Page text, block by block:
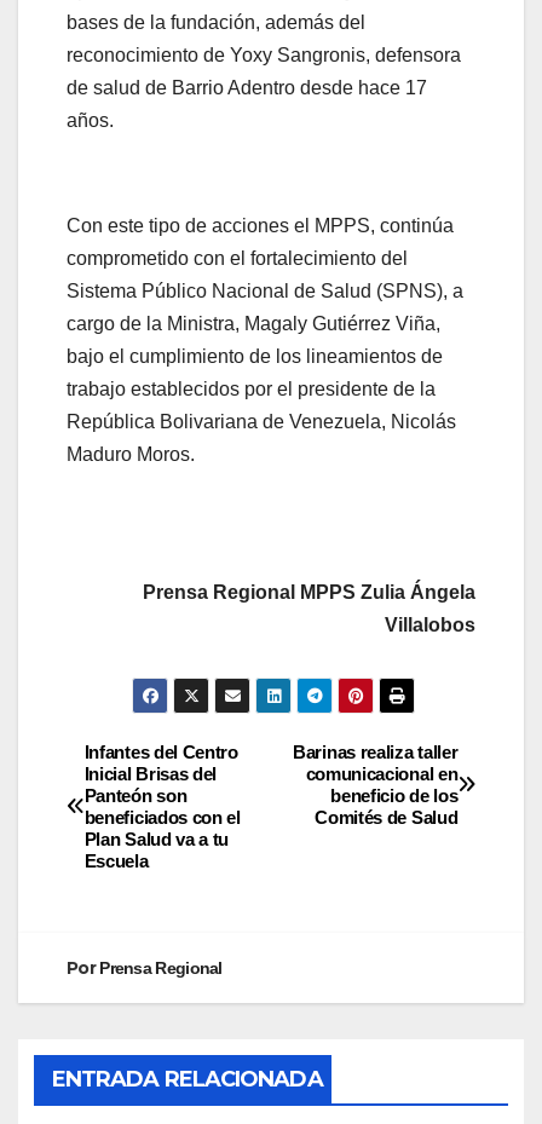
bases de la fundación, además del
reconocimiento de Yoxy Sangronis, defensora
de salud de Barrio Adentro desde hace 17
años.
Con este tipo de acciones el MPPS, continúa
comprometido con el fortalecimiento del
Sistema Público Nacional de Salud (SPNS), a
cargo de la Ministra, Magaly Gutiérrez Viña,
bajo el cumplimiento de los lineamientos de
trabajo establecidos por el presidente de la
República Bolivariana de Venezuela, Nicolás
Maduro Moros.
Prensa Regional MPPS Zulia Ángela
Villalobos
Barinas realiza taller
comunicacional en
beneficio de los
Comités de Salud
Infantes del Centro
Inicial Brisas del
Panteón son
beneficiados con el
Plan Salud va a tu
Escuela
PorPrensa Regional
ENTRADA RELACIONADA